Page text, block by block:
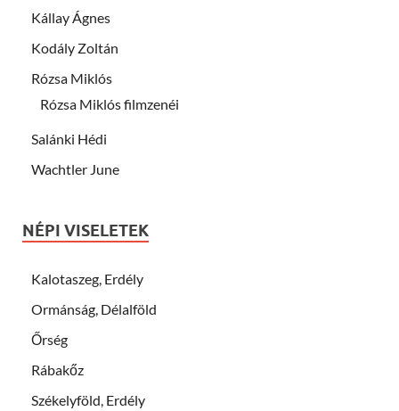
Kállay Ágnes
Kodály Zoltán
Rózsa Miklós
Rózsa Miklós filmzenéi
Salánki Hédi
Wachtler June
NÉPI VISELETEK
Kalotaszeg, Erdély
Ormánság, Délalföld
Őrség
Rábakőz
Székelyföld, Erdély